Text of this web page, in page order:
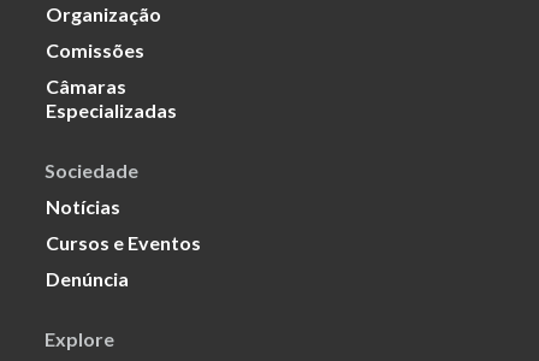
Organização
Comissões
Câmaras
Especializadas
Sociedade
Notícias
Cursos e Eventos
Denúncia
Explore